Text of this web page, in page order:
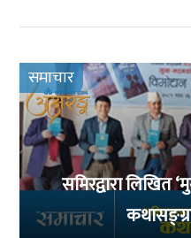
समाचार
समिरद्वारा लिखित